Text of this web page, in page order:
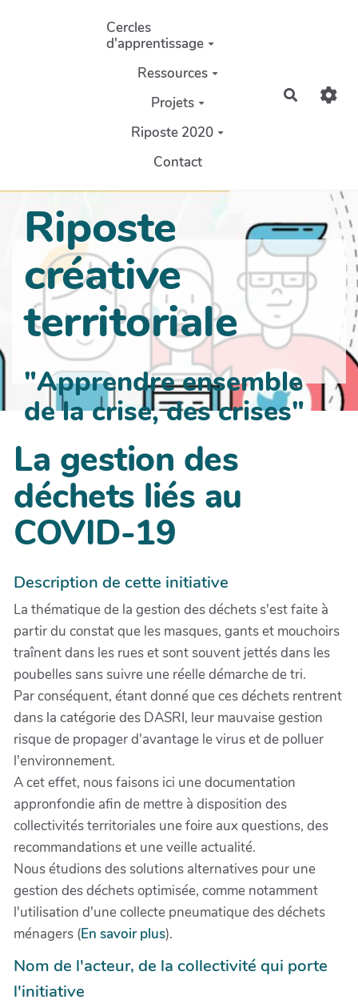
Aller au contenu principal
Cercles
d'apprentissage
Ressources
Projets
Riposte 2020
Contact
Riposte
créative
territoriale
"Apprendre ensemble
de la crise, des crises"
La gestion des
déchets liés au
COVID-19
Description de cette initiative
La thématique de la gestion des déchets s'est faite à
partir du constat que les masques, gants et mouchoirs
traînent dans les rues et sont souvent jettés dans les
poubelles sans suivre une réelle démarche de tri.
Par conséquent, étant donné que ces déchets rentrent
dans la catégorie des DASRI, leur mauvaise gestion
risque de propager d'avantage le virus et de polluer
l'environnement.
A cet effet, nous faisons ici une documentation
appronfondie afin de mettre à disposition des
collectivités territoriales une foire aux questions, des
recommandations et une veille actualité.
Nous étudions des solutions alternatives pour une
gestion des déchets optimisée, comme notamment
l'utilisation d'une collecte pneumatique des déchets
ménagers (En savoir plus).
Nom de l'acteur, de la collectivité qui porte
l'initiative